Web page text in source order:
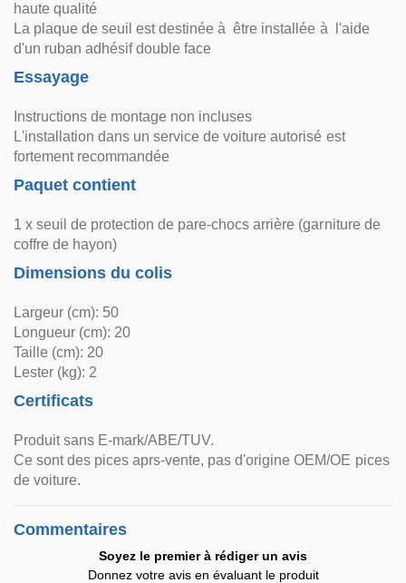
haute qualité
La plaque de seuil est destinée à être installée à l'aide
d'un ruban adhésif double face
Essayage
Instructions de montage non incluses
L'installation dans un service de voiture autorisé est
fortement recommandée
Paquet contient
1 x seuil de protection de pare-chocs arrière (garniture de
coffre de hayon)
Dimensions du colis
Largeur (cm): 50
Longueur (cm): 20
Taille (cm): 20
Lester (kg): 2
Certificats
Produit sans E-mark/ABE/TUV.
Ce sont des pices aprs-vente, pas d'origine OEM/OE pices
de voiture.
Commentaires
Soyez le premier à rédiger un avis
Donnez votre avis en évaluant le produit